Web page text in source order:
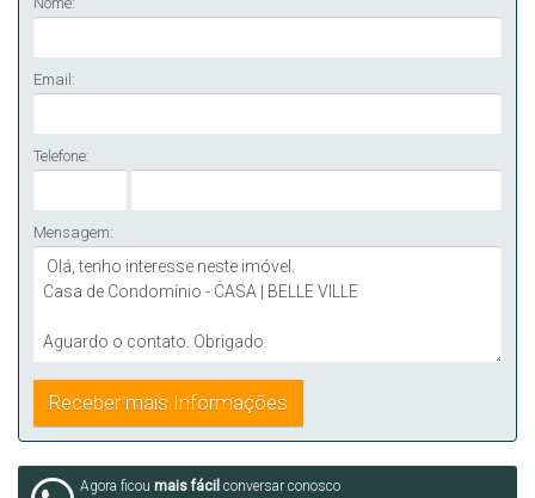
Email:
Telefone:
Mensagem:
Agora ficou mais fácil conversar conosco